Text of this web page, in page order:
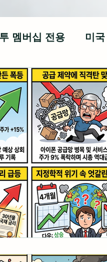
멤버십 전용 미
미국 경제 지표
미국 여행 정보